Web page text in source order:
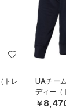
トレ
UAチー
ディー（
￥